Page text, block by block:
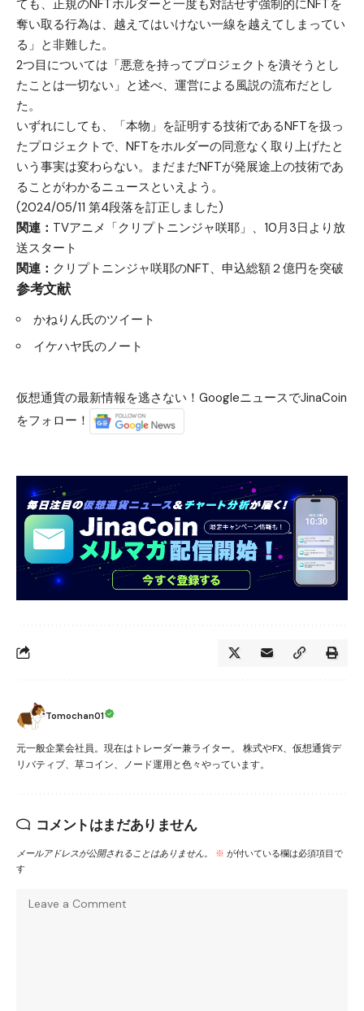
ても、正規のNFTホルダーと一度も対話せず強制的にNFTを
奪い取る行為は、越えてはいけない一線を越えてしまってい
る」と非難した。
2つ目については「悪意を持ってプロジェクトを潰そうとし
たことは一切ない」と述べ、運営による風説の流布だとし
た。
いずれにしても、「本物」を証明する技術であるNFTを扱っ
たプロジェクトで、NFTをホルダーの同意なく取り上げたと
いう事実は変わらない。まだまだNFTが発展途上の技術であ
ることがわかるニュースといえよう。
(2024/05/11 第4段落を訂正しました)
関連： TVアニメ「クリプトニンジャ咲耶」、10月3日より放
送スタート
関連： クリプトニンジャ咲耶のNFT、申込総額２億円を突破
参考文献
かねりん氏のツイート
イケハヤ氏のノート
仮想通貨の最新情報を逃さない！GoogleニュースでJinaCoin
をフォロー！
Tomochan01
元一般企業会社員。現在はトレーダー兼ライター。 株式やFX、仮想通貨デ
リバティブ、草コイン、ノード運用と色々やっています。
コメントはまだありません
メールアドレスが公開されることはありません。 ※ が付いている欄は必須項目で
す